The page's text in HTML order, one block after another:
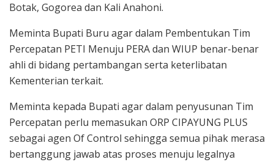
Botak, Gogorea dan Kali Anahoni.
Meminta Bupati Buru agar dalam Pembentukan Tim
Percepatan PETI Menuju PERA dan WIUP benar-benar
ahli di bidang pertambangan serta keterlibatan
Kementerian terkait.
Meminta kepada Bupati agar dalam penyusunan Tim
Percepatan perlu memasukan ORP CIPAYUNG PLUS
sebagai agen Of Control sehingga semua pihak merasa
bertanggung jawab atas proses menuju legalnya